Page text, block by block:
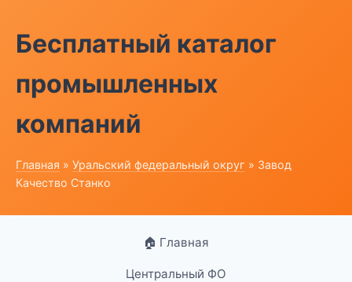
Бесплатный каталог
промышленных
компаний
Главная » Уральский федеральный округ » Завод
Качество Станко
🏠 Главная
Центральный ФО